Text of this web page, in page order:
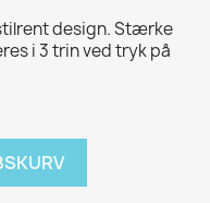
design. Stærke
i 3 trin ved tryk på